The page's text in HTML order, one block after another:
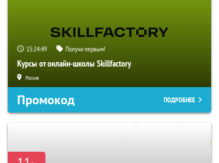
15:24:48 Получи первым!
Курсы от онлайн-школы Skillfactory
Россия
Промокод ПОДРОБНЕЕ